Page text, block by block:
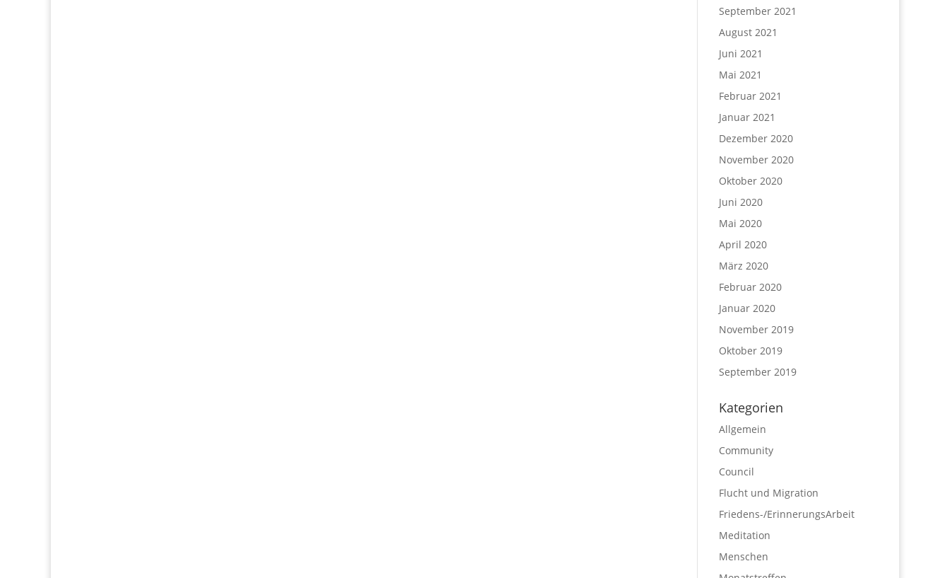
September 2021
August 2021
Juni 2021
Mai 2021
Februar 2021
Januar 2021
Dezember 2020
November 2020
Oktober 2020
Juni 2020
Mai 2020
April 2020
März 2020
Februar 2020
Januar 2020
November 2019
Oktober 2019
September 2019
Kategorien
Allgemein
Community
Council
Flucht und Migration
Friedens-/ErinnerungsArbeit
Meditation
Menschen